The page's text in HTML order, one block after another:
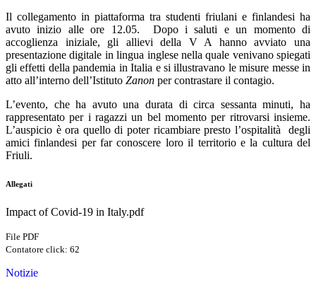
Il collegamento in piattaforma tra studenti friulani e finlandesi ha
avuto inizio alle ore 12.05. Dopo i saluti e un momento di
accoglienza iniziale, gli allievi della V A hanno avviato una
presentazione digitale in lingua inglese nella quale venivano spiegati
gli effetti della pandemia in Italia e si illustravano le misure messe in
atto all’interno dell’Istituto Zanon per contrastare il contagio.
L’evento, che ha avuto una durata di circa sessanta minuti, ha
rappresentato per i ragazzi un bel momento per ritrovarsi insieme.
L’auspicio è ora quello di poter ricambiare presto l’ospitalità degli
amici finlandesi per far conoscere loro il territorio e la cultura del
Friuli.
Allegati
Impact of Covid-19 in Italy.pdf
File PDF
Contatore click: 62
Notizie